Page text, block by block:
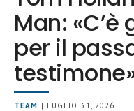
Man:
per il
TEAM | LUGLIO 31, 2026